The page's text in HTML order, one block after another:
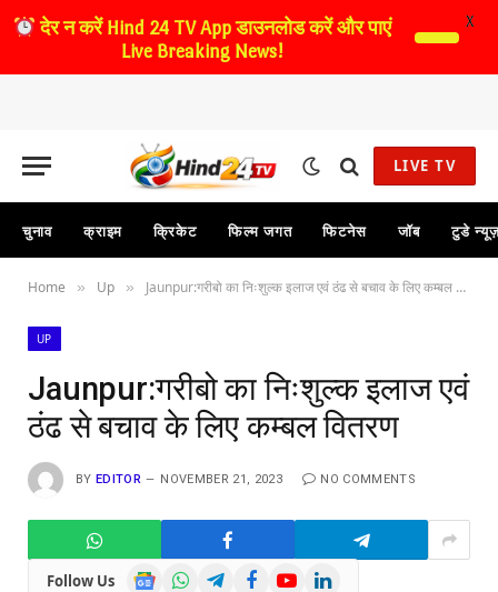
LIVE TV
चुनाव क्राइम क्रिकेट फिल्म जगत फिटनेस जॉब टुडे
Home » Up » Jaunpur:गरीबो का निःशुल्क इलाज एवं ठंढ से बचाव के लिए कम्बल वितरण
UP
Jaunpur:गरीबो का निःशुल्क इलाज एवं
ठंढ से बचाव के लिए कम्बल वितरण
BY EDITOR NOVEMBER 21, 2023 NO COMMENTS
Follow Us
GoogleWhatsAppTelegramFacebookYouTubeLinkedIn
देर न करेंHind 24 TV App डाउनलोड करें और पाएं
Live Breaking News!
X